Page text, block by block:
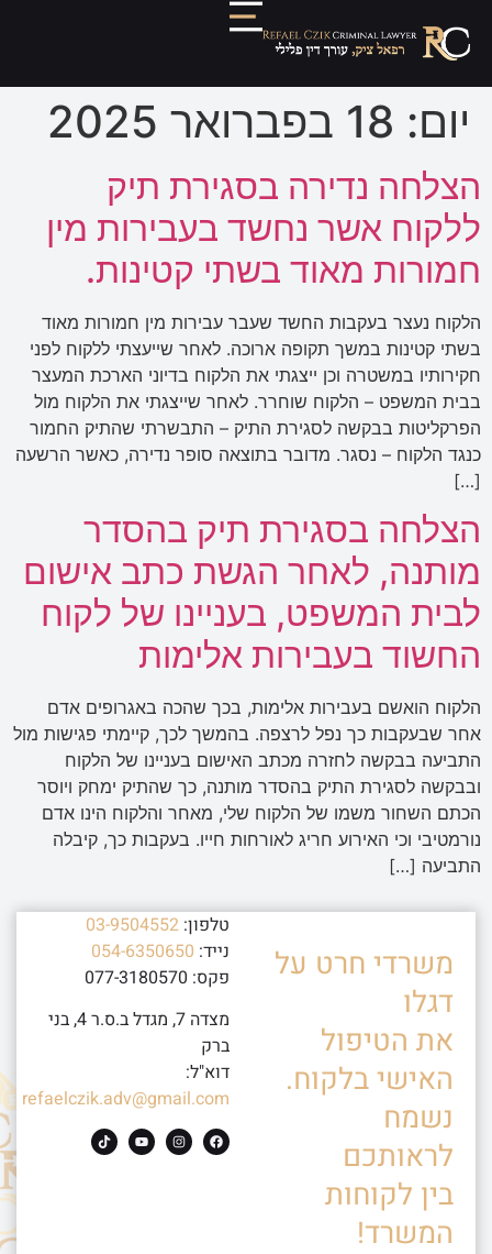
יום: 18 בפברואר 2025
הצלחה נדירה בסגירת תיק
ללקוח אשר נחשד בעבירות מין
חמורות מאוד בשתי קטינות.
הלקוח נעצר בעקבות החשד שעבר עבירות מין חמורות מאוד
בשתי קטינות במשך תקופה ארוכה. לאחר שייעצתי ללקוח לפני
חקירותיו במשטרה וכן ייצגתי את הלקוח בדיוני הארכת המעצר
בבית המשפט – הלקוח שוחרר. לאחר שייצגתי את הלקוח מול
הפרקליטות בבקשה לסגירת התיק – התבשרתי שהתיק החמור
כנגד הלקוח – נסגר. מדובר בתוצאה סופר נדירה, כאשר הרשעה
[…]
הצלחה בסגירת תיק בהסדר
מותנה, לאחר הגשת כתב אישום
לבית המשפט, בעניינו של לקוח
החשוד בעבירות אלימות
הלקוח הואשם בעבירות אלימות, בכך שהכה באגרופים אדם
אחר שבעקבות כך נפל לרצפה. בהמשך לכך, קיימתי פגישות מול
התביעה בבקשה לחזרה מכתב האישום בעניינו של הלקוח
ובבקשה לסגירת התיק בהסדר מותנה, כך שהתיק ימחק ויוסר
הכתם השחור משמו של הלקוח שלי, מאחר והלקוח הינו אדם
נורמטיבי וכי האירוע חריג לאורחות חייו. בעקבות כך, קיבלה
התביעה […]
משרדי חרט על
דגלו
את הטיפול
האישי בלקוח.
נשמח
לראותכם
בין לקוחות
המשרד!
טלפון: 03-9504552
נייד: 054-6350650
פקס: 077-3180570
מצדה 7, מגדל ב.ס.ר 4, בני
ברק
דוא"ל:
refaelczik.adv@gmail.com